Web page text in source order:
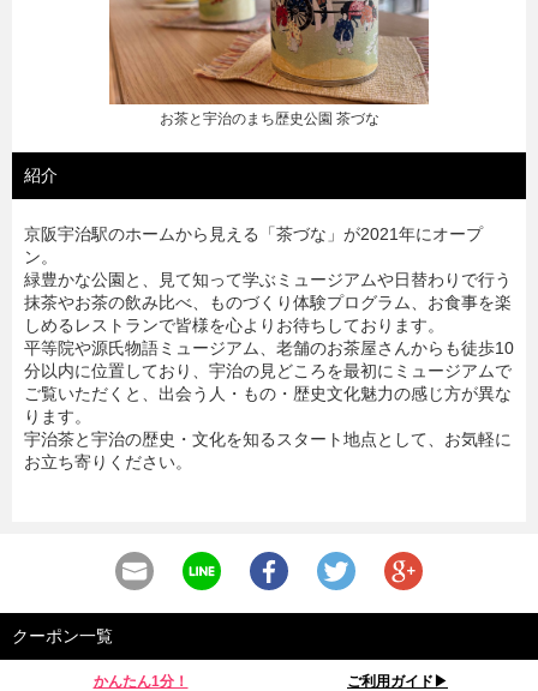
お茶と宇治のまち歴史公園 茶づな
紹介
京阪宇治駅のホームから見える「茶づな」が2021年にオープ
ン。
緑豊かな公園と、見て知って学ぶミュージアムや日替わりで行う
抹茶やお茶の飲み比べ、ものづくり体験プログラム、お食事を楽
しめるレストランで皆様を心よりお待ちしております。
平等院や源氏物語ミュージアム、老舗のお茶屋さんからも徒歩10
分以内に位置しており、宇治の見どころを最初にミュージアムで
ご覧いただくと、出会う人・もの・歴史文化魅力の感じ方が異な
ります。
宇治茶と宇治の歴史・文化を知るスタート地点として、お気軽に
お立ち寄りください。
クーポン一覧
かんたん1分！
ご利用ガイド▶︎